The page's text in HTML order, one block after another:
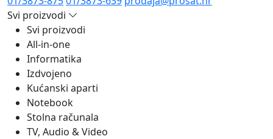
Svi proizvodi
Svi proizvodi
All-in-one
Informatika
Izdvojeno
Kućanski aparti
Notebook
Stolna računala
TV, Audio & Video